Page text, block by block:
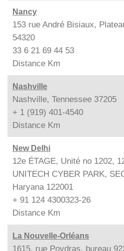
Nancy
153 rue André Bisiaux,
54320
33 6 21 69 44 53
Distance Km
Nashville
Nashville, Tennessee 37205
+ 1 (919) 401-4540
Distance Km
New Delhi
12e ÉTAGE, Unité no 1202,
UNITECH CYBER PARK,
Haryana 122001
+ 91 124 4300323-26
Distance Km
La Nouvelle-Orléans
1615, rue Poydras, bureau